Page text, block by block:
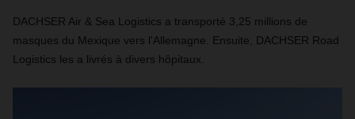
DACHSER Air & Sea Logistics a transporté 3,25 millions de
masques du Mexique vers l'Allemagne. Ensuite, DACHSER Road
Logistics les a livrés à divers hôpitaux.